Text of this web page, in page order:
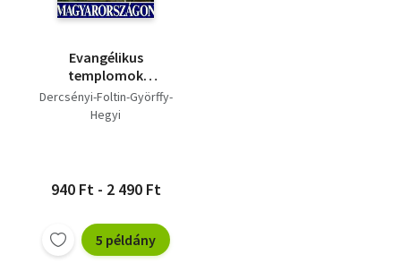
Evangélikus
templomok
Magyarországon
Dercsényi-Foltin-Györffy-
Hegyi
940 Ft - 2 490 Ft
5 példány